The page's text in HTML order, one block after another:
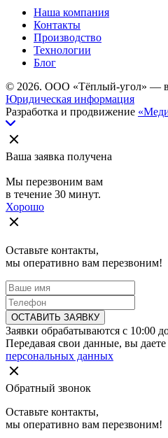
Наша компания
Контакты
Производство
Технологии
Блог
© 2026. ООО «Тёплый-угол» —
Юридическая информация
Разработка и продвижение
Ваша заявка получена
Мы перезвоним вам
в течение 30 минут.
Хорошо
Оставьте контакты,
мы оперативно вам перезвоним!
ОСТАВИТЬ ЗАЯВКУ
Заявки обрабатываются с 10:00
Передавая свои данные, вы даете
персональных данных
Обратный звонок
Оставьте контакты,
мы оперативно вам перезвоним!